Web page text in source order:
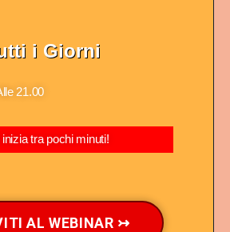
i Giorni
21.00
tra pochi minuti!
AL WEBINAR ↣